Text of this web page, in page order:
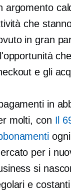
argomento
che
in gran
e gli
in
molti, con Il
ogni
per i
si
e